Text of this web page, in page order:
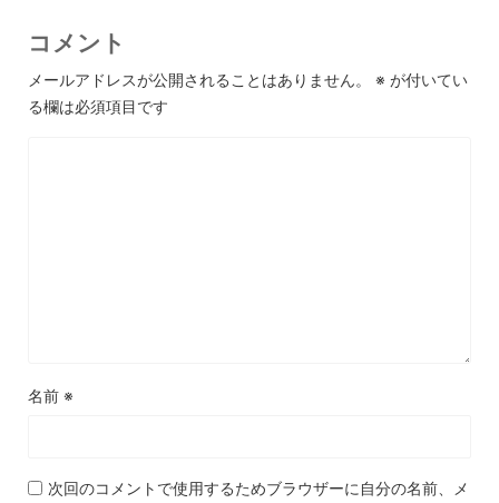
コメント
メールアドレスが公開されることはありません。 ※ が付いてい
る欄は必須項目です
名前 ※
次回のコメントで使用するためブラウザーに自分の名前、メ